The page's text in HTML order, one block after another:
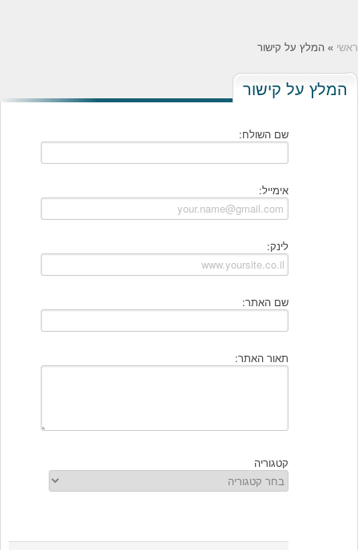
ראשי » המלץ על קישור
המלץ על קישור
שם השולח:
אימייל:
לינק:
שם האתר:
תאור האתר:
קטגוריה